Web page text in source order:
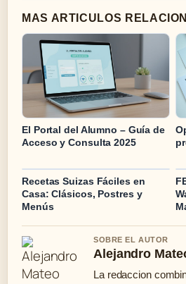
MAS ARTICULOS
El Portal del Alumno – Guía de
Acceso y Consulta 2025
Recetas Suizas Fáciles en
Casa: Clásicos, Postres y
Menús
SOBRE EL AUTOR
Alejandro
La redaccion